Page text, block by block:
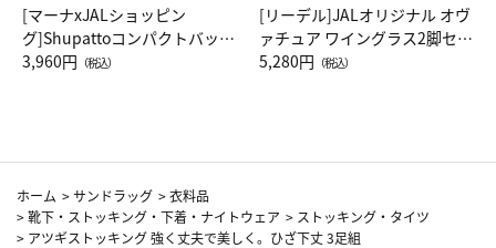
[マーナxJALショッピン
グ]Shupattoコンパクトバッグ
Drop JAL客室乗務員（LC）ス
3,960円 （税込）
[リーデル]JALオリジナル オヴ
ァチュア ワイングラス2脚セッ
ト（レッドワイン）
5,280円 （税込）
ホーム >サンドラッグ >衣料品
>靴下・ストッキング・下着・ナイトウェア > ストッキング・タイツ
> アツギストッキング 強く丈夫で美しく。ひざ下丈 3足組